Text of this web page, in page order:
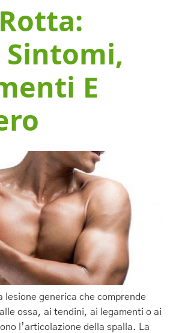
Sintomi,
E
lesione generica che comprende
ossa, ai tendini, ai legamenti o ai
l’articolazione della spalla. La